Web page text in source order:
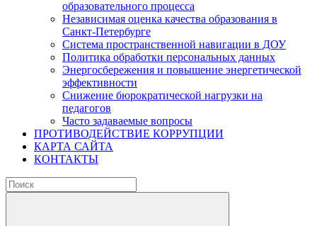
образовательного процесса
Независимая оценка качества образования в
Санкт-Петербурге
Система пространственной навигации в ДОУ
Политика обработки персональных данных
Энергосбережения и повышение энергетической
эффективности
Снижение бюрократической нагрузки на
педагогов
Часто задаваемые вопросы
ПРОТИВОДЕЙСТВИЕ КОРРУПЦИИ
КАРТА САЙТА
КОНТАКТЫ